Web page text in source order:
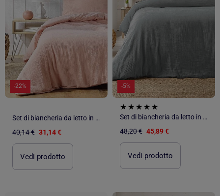
-22%
Set di biancheria da letto in garza di cotone
40,14 € 31,14 €
Vedi prodotto
-5%
Set di biancheria da letto in garza di cotone
48,20 € 45,89 €
Vedi prodotto